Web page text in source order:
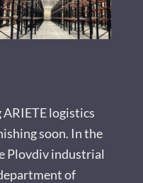
logistics
soon. In the
Plovdiv industrial
of